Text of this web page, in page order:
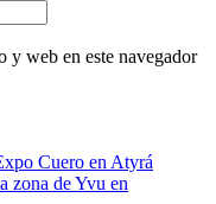
y web en este navegador
Cuero en Atyrá
zona de Yvu en